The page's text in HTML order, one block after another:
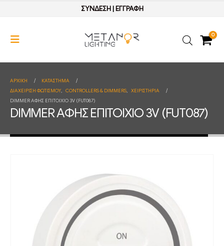
ΣΥΝΔΕΣΗ| ΕΓΓΡΑΦΗ
0
ΑΡΧΙΚΉ
ΚΑΤΆΣΤΗΜΑ
ΔΙΑΧΕΙΡΙΣΗ ΦΩΤΙΣΜΟΥ, CONTROLLERS & DIMMERS, ΧΕΙΡΙΣΤΗΡΙΑ
DIMMER ΑΦΗΣ ΕΠΙΤΟΙΧΙΟ 3V (FUT087)
DIMMER ΑΦΗΣ ΕΠΙΤΟΙΧΙΟ 3V (FUT087)